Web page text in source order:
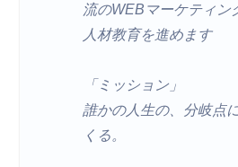
流のWEBマーケティン
人材教育を進めます
「ミッション」
誰かの人生の、分岐点
くる。